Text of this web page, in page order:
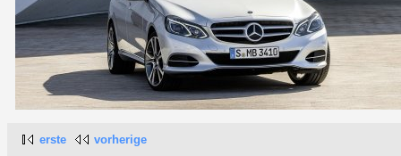
erste vorherige